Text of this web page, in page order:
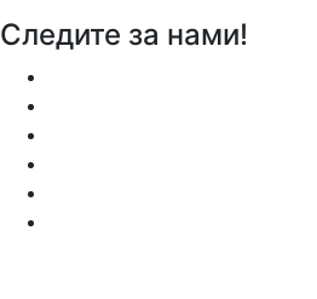
Следите за нами!